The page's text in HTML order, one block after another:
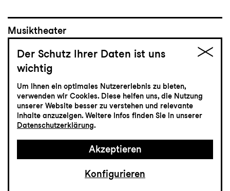
Musiktheater
23.5Sonntag
Alcina
Oper von Georg Friedrich Händel
Grosses Haus
14:00
Der Schutz Ihrer Daten ist uns
wichtig
Um Ihnen ein optimales Nutzererlebnis zu bieten,
verwenden wir Cookies. Diese helfen uns, die Nutzung
unserer Website besser zu verstehen und relevante
Inhalte anzuzeigen. Weitere Infos finden Sie in unserer
Datenschutzerklärung.
Akzeptieren
Konfigurieren